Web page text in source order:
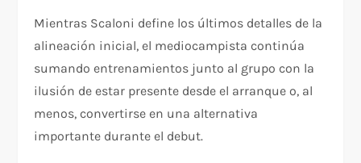
Mientras Scaloni define los últimos detalles de la
alineación inicial, el mediocampista continúa
sumando entrenamientos junto al grupo con la
ilusión de estar presente desde el arranque o, al
menos, convertirse en una alternativa
importante durante el debut.